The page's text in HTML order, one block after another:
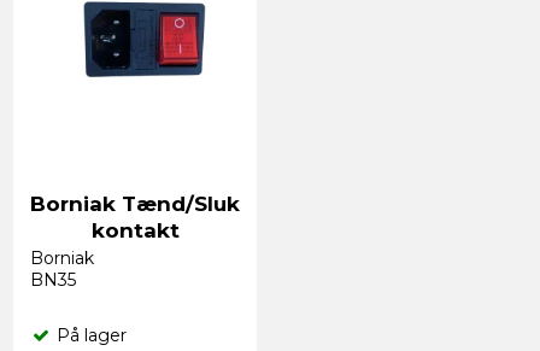
Borniak Tænd/Sluk
kontakt
Borniak
BN35
På lager